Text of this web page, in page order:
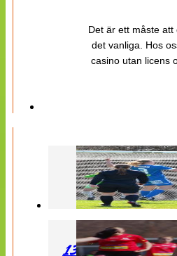
Det är ett måste
det vanliga. Hos
casino utan licens
130427 LB 07 –